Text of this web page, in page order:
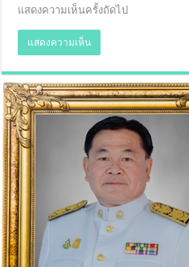
แสดงความเห็นครั้งถัดไป